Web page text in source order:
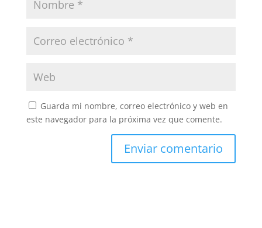
Guarda mi nombre, correo electrónico y web en
este navegador para la próxima vez que comente.